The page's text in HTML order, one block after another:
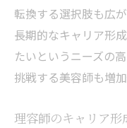
転換する選択肢も広
長期的なキャリア形
たいというニーズの
挑戦する美容師も増
理容師のキャリア